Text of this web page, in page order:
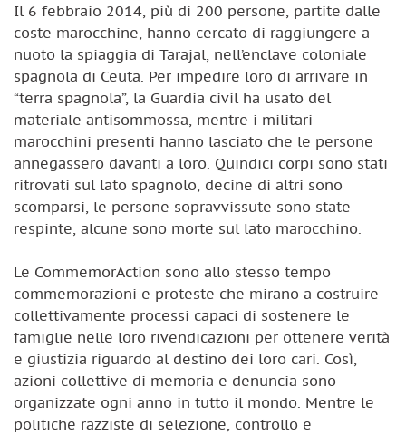
Il 6 febbraio 2014, più di 200 persone, partite dalle
coste marocchine, hanno cercato di raggiungere a
nuoto la spiaggia di Tarajal, nell’enclave coloniale
spagnola di Ceuta. Per impedire loro di arrivare in
“terra spagnola”, la Guardia civil ha usato del
materiale antisommossa, mentre i militari
marocchini presenti hanno lasciato che le persone
annegassero davanti a loro. Quindici corpi sono stati
ritrovati sul lato spagnolo, decine di altri sono
scomparsi, le persone sopravvissute sono state
respinte, alcune sono morte sul lato marocchino.
Le CommemorAction sono allo stesso tempo
commemorazioni e proteste che mirano a costruire
collettivamente processi capaci di sostenere le
famiglie nelle loro rivendicazioni per ottenere verità
e giustizia riguardo al destino dei loro cari. Così,
azioni collettive di memoria e denuncia sono
organizzate ogni anno in tutto il mondo. Mentre le
politiche razziste di selezione, controllo e